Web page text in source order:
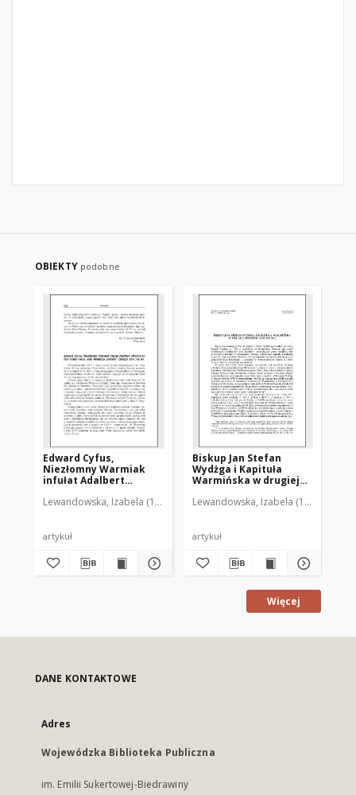
OBIEKTY podobne
Edward Cyfus,
Niezłomny Warmiak
infułat Adalbert
1969) : [recenzja]
Lewandowska, Izabela (1968- )
artykuł
Biskup Jan Stefan
Wydżga i Kapituła
Warmińska w drugiej
Lewandowska, Izabela (1968- )
artykuł
Więcej
DANE KONTAKTOWE
Adres
Wojewódzka Biblioteka Publiczna
im. Emilii Sukertowej-Biedrawiny